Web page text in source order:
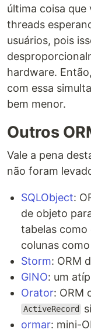
última coisa que
threads
usuários, pois
hardware.
com essa
bem menor.
Outros
Vale a pena
não foram
SQLObject:
de objeto
tabelas como
colunas
Storm: ORM
GINO: um
Orator: ORM
ActiveRecord
ormar: mini-